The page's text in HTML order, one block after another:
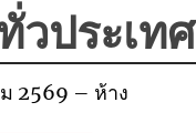
วประเทศ
2569 – ห้าง